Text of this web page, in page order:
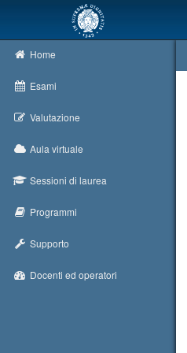
Home
Esami
Valutazione
Aula virtuale
Sessioni di laurea
Programmi
Supporto
Docenti ed operatori